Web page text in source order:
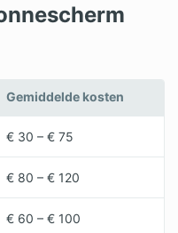
Gemiddelde kosten
€ 30 – € 75
€ 80 – € 120
€ 60 – € 100